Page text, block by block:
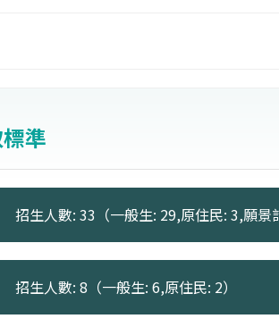
準
招生人數: 33（一般生: 29,原住民: 3,願景
招生人數: 8（一般生: 6,原住民: 2）